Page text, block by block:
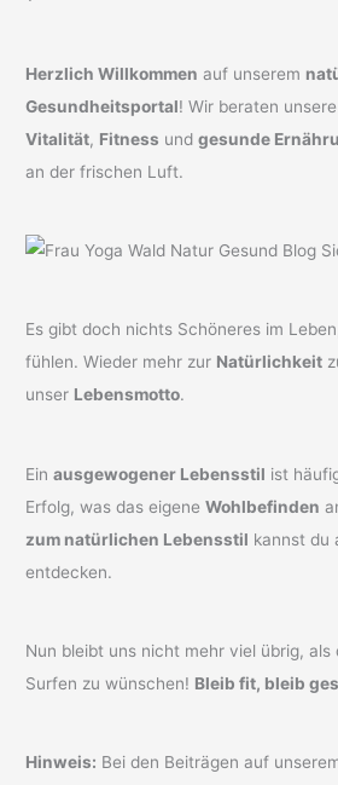
Herzlich Willkommen auf unserem
Gesundheitsportal! Wir beraten
Vitalität, Fitness undgesunde
an der frischen Luft.
Es gibt doch nichts Schöneres im
fühlen. Wieder mehr zur Natürlichkeit
unser Lebensmotto.
Einausgewogener Lebensstil ist
Erfolg, was das eigeneWohlbefinden
zum natürlichen Lebensstil kannst du
entdecken.
Nun bleibt uns nicht mehr viel übrig,
Surfen zu wünschen! Bleib fit, bleib
Hinweis: Bei den Beiträgen auf